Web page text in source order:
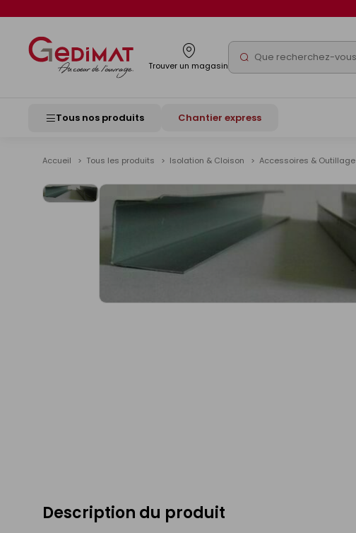
Trouver un magasin Rechercher
Tous nos produits Chantier express
Accueil Tous les produits Isolation & Cloison Accessoires & Outillage
Voir
Description du produit